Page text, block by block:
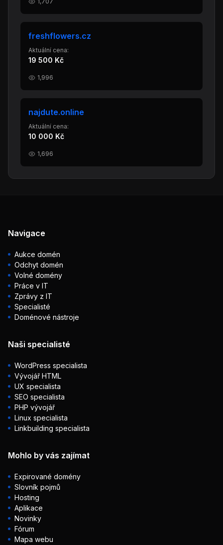
freshflowers.cz
Aktuální cena:
19 500 Kč
1,996
najdute.online
Aktuální cena:
10 000 Kč
1,696
Navigace
Aukce domén
Odchyt domén
Volné domény
Práce v IT
Zprávy z IT
Specialisté
Doménové nástroje
Naši specialisté
WordPress specialista
Vývojář HTML
UX specialista
SEO specialista
PHP vývojář
Linux specialista
Linkbuilding specialista
Mohlo by vás zajímat
Expirované domény
Slovník pojmů
Hosting
Aplikace
Novinky
Fórum
Mapa webu